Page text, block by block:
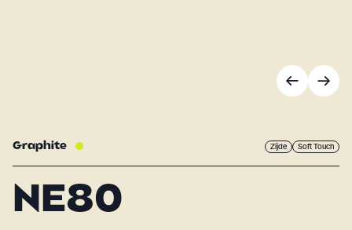
Graphite Zijde Soft Touch
NE80